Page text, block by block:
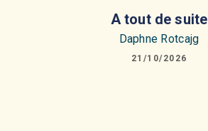
A tout de suite
Daphne Rotcajg
21/10/2026